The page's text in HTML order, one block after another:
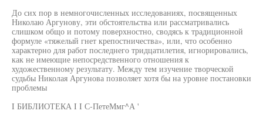
До сих пор в немногочисленных исследованиях, посвященных
Николаю Аргунову, эти обстоятельства или рассматривались
слишком общо и потому поверхностно, сводясь к традиционной
формуле «тяжелый гнет крепостничества», или, что особенно
характерно для работ последнего тридцатилетия, игнорировались,
как не имеющие непосредственного отношения к
художественному результату. Между тем изучение творческой
судьбы Николая Аргунова позволяет хотя бы на уровне постановки
проблемы
I БИБЛИОТЕКА I I С-ПетеМмг^А '